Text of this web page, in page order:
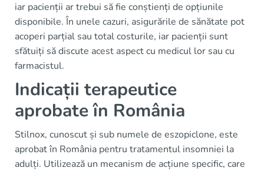
iar pacienții ar trebui să fie conștienți de opțiunile
disponibile. În unele cazuri, asigurările de sănătate pot
acoperi parțial sau total costurile, iar pacienții sunt
sfătuiți să discute acest aspect cu medicul lor sau cu
farmacistul.
Indicații terapeutice
aprobate în România
Stilnox, cunoscut și sub numele de eszopiclone, este
aprobat în România pentru tratamentul insomniei la
adulți. Utilizează un mecanism de acțiune specific, care